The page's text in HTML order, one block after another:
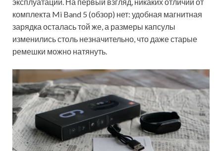
комплекта Mi Band 5 (обзор) нет: удобная магнитная
зарядка осталась той же, а размеры капсулы
изменились столь незначительно, что даже старые
ремешки можно натянуть.